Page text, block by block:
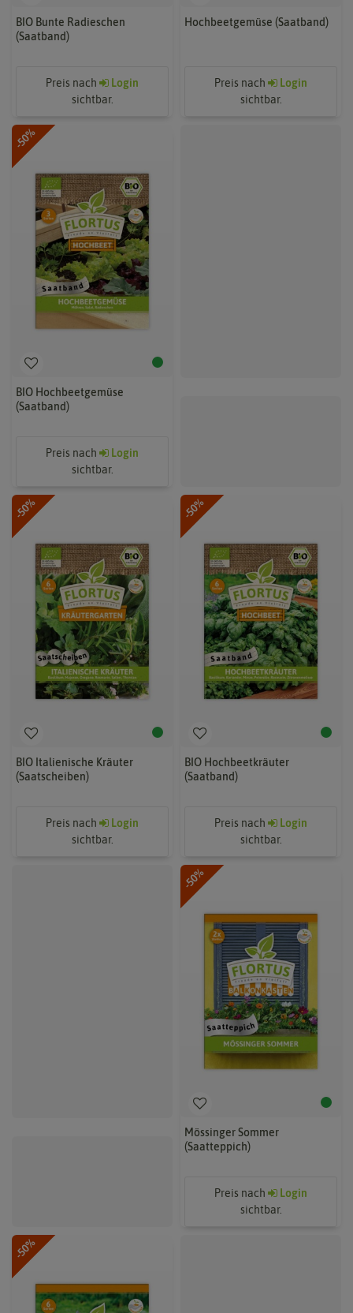
BIO Bunte Radieschen
(Saatband)
Preis nach
Login
sichtbar.
Hochbeetgemüse (Saatband)
Preis nach
Login
sichtbar.
-50%
BIO Hochbeetgemüse
(Saatband)
Preis nach
Login
sichtbar.
-50%
BIO Italienische Kräuter
(Saatscheiben)
Preis nach
Login
sichtbar.
-50%
BIO Hochbeetkräuter
(Saatband)
Preis nach
Login
sichtbar.
-50%
Mössinger Sommer
(Saatteppich)
Preis nach
Login
sichtbar.
-50%